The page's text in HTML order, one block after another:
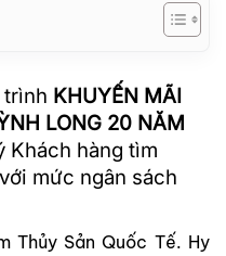
KHUYẾN MÃI
LONG 20 NĂM
Khách hàng tìm
mức ngân sách
Thủy Sản Quốc Tế. Hy